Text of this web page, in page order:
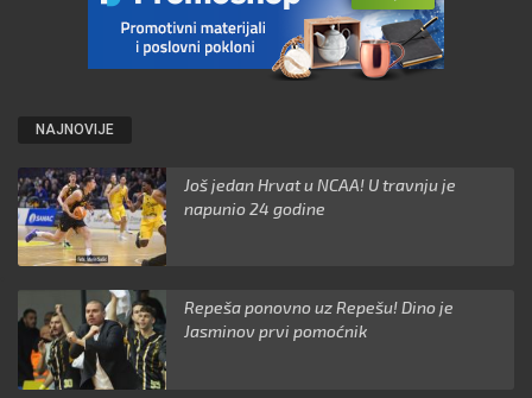
NAJNOVIJE
Još jedan Hrvat u NCAA! U travnju je
napunio 24 godine
Repeša ponovno uz Repešu! Dino je
Jasminov prvi pomoćnik